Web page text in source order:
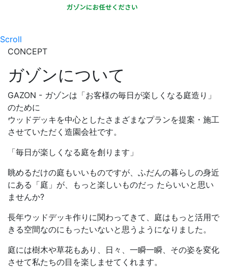
Scroll
CONCEPT
ガゾンについて
GAZON - ガゾンは「お客様の毎日が楽しくなる庭造り」
のために
ウッドデッキを中心としたさまざまなプランを提案・施工
させていただく造園会社です。
「毎日が楽しくなる庭を創ります」
眺めるだけの庭もいいものですが、ふだんの暮らしの身近
にある「庭」が、もっと楽しいものだっ たらいいと思い
ませんか?
長年ウッドデッキ作りに関わってきて、庭はもっと活用で
きる空間なのにもったいないと思うようになりました。
庭には樹木や草花もあり、日々、一瞬一瞬、その姿を変化
させて私たちの目を楽しませてくれます。